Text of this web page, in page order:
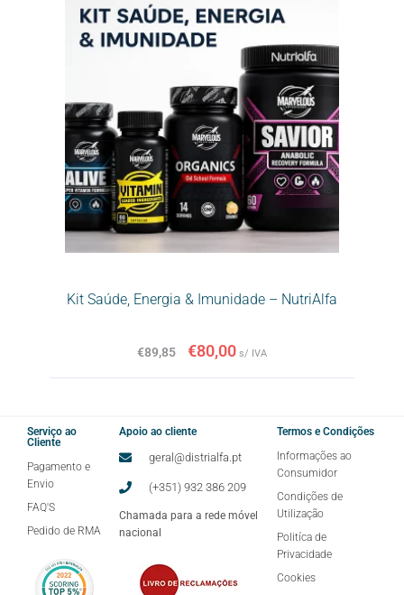
Kit Saúde, Energia & Imunidade – NutriAlfa
€89,85 €80,00 s/ IVA
Serviço ao
Cliente
Pagamento e
Envio
FAQ'S
Pedido de RMA
Apoio ao cliente
geral@distrialfa.pt
(+351) 932 386 209
Chamada para a rede móvel
nacional
Termos e Condições
Informações ao
Consumidor
Condições de
Utilização
Politíca de
Privacidade
Cookies